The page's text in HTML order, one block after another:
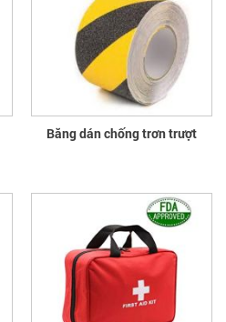
Băng dán chống trơn trượt